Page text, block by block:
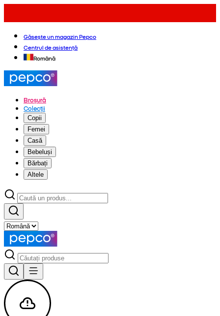
Găsește un magazin Pepco
Centrul de asistență
Română
Broșură
Colecții
Copii
Femei
Casă
Bebeluși
Bărbați
Altele